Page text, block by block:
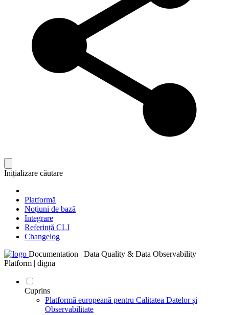
Inițializare căutare
Platformă
Noțiuni de bază
Integrare
Referință CLI
Changelog
Documentation | Data Quality & Data Observability
Platform | digna
Cuprins
Platformă europeană pentru Calitatea Datelor și
Observabilitate